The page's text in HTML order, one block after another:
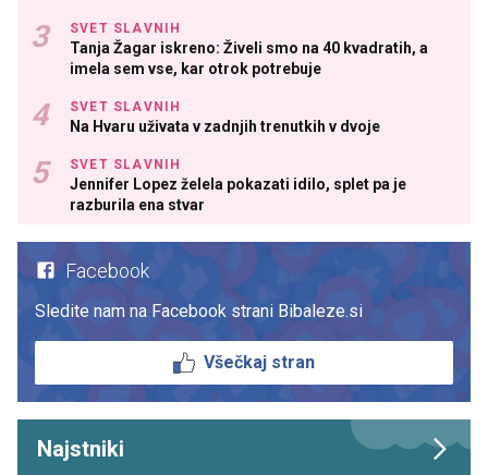
SVET SLAVNIH
Tanja Žagar iskreno: Živeli smo na 40 kvadratih, a
imela sem vse, kar otrok potrebuje
SVET SLAVNIH
Na Hvaru uživata v zadnjih trenutkih v dvoje
SVET SLAVNIH
Jennifer Lopez želela pokazati idilo, splet pa je
razburila ena stvar
Facebook
Sledite nam na Facebook strani Bibaleze.si
Všečkaj stran
Najstniki